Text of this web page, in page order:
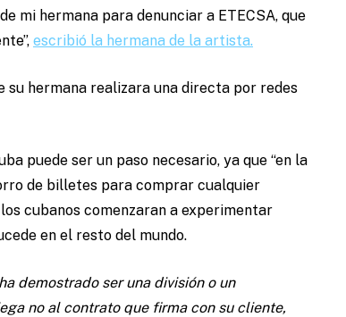
mi hermana para denunciar a ETECSA, que
escribió la hermana de la artista.
su hermana realizara una directa por redes
puede ser un paso necesario, ya que “en la
de billetes para comprar cualquier
cubanos comenzaran a experimentar
en el resto del mundo.
demostrado ser una división o un
no al contrato que firma con su cliente,